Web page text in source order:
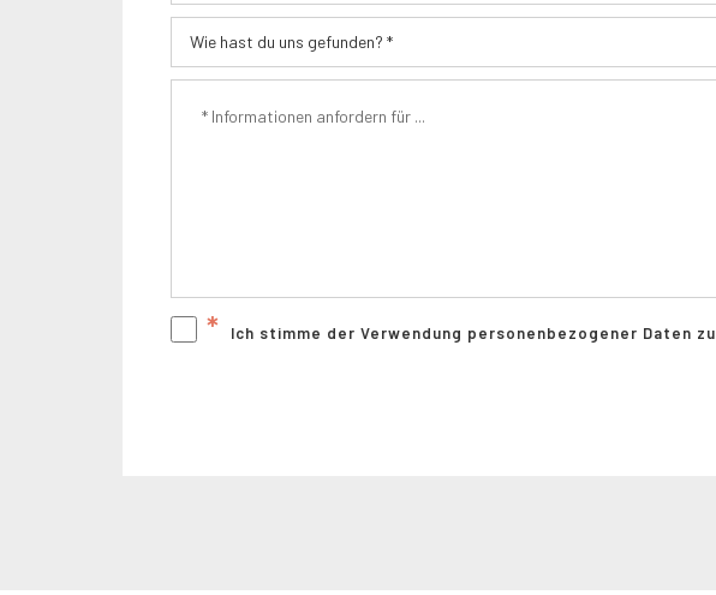
* Ich stimme der Verwendung personenbezogener Daten zu